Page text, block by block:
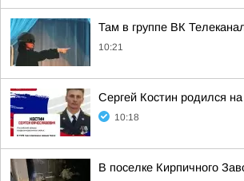
Там в группе ВК
10:21
Сергей Костин родился
10:18
В поселке Кирпичного